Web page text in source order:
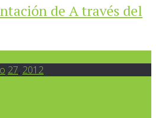
de A través del
27, 2012